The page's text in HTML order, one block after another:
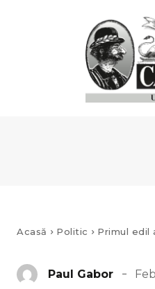
Acasă Politic Primul edil
Paul Gabor